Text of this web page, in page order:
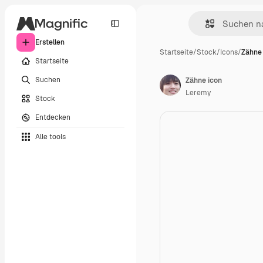
Erstellen
Startseite
Suchen
Stock
Entdecken
Alle tools
Startseite/Stock/Icons/
Zähne icon
Leremy